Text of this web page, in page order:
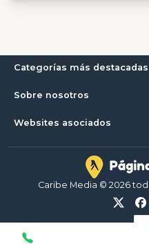
Categorías más destacadas
Sobre nosotros
Websites asociados
Caribe Media © 2026